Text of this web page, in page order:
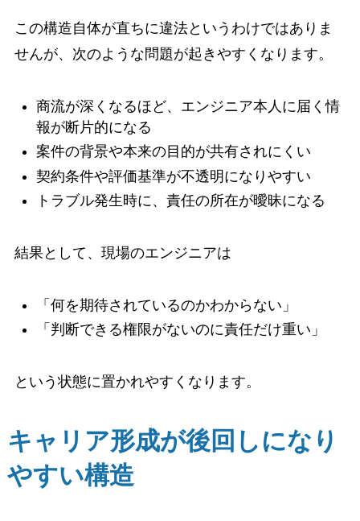
この構造自体が直ちに違法というわけではありま
せんが、次のような問題が起きやすくなります。
商流が深くなるほど、エンジニア本人に届く情
報が断片的になる
案件の背景や本来の目的が共有されにくい
契約条件や評価基準が不透明になりやすい
トラブル発生時に、責任の所在が曖昧になる
結果として、現場のエンジニアは
「何を期待されているのかわからない」
「判断できる権限がないのに責任だけ重い」
という状態に置かれやすくなります。
キャリア形成が後回しになり
やすい構造